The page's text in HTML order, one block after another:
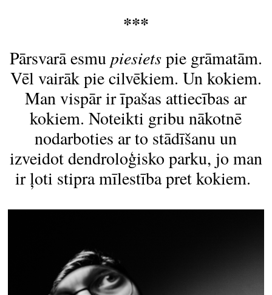
***
Pārsvarā esmupiesietspie grāmatām.
Vēl vairāk pie cilvēkiem. Un kokiem.
Man vispār ir īpašas attiecības ar
kokiem. Noteikti gribu nākotnē
nodarboties ar to stādīšanu un
izveidot dendroloģisko parku, jo man
ir ļoti stipra mīlestība pret kokiem.